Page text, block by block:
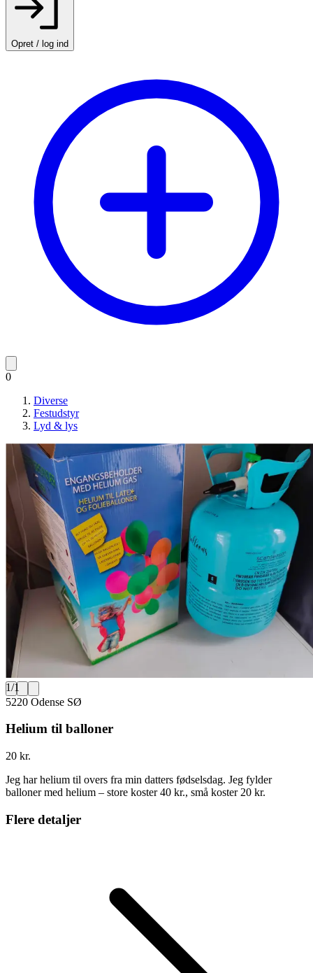
Opret / log ind
0
Diverse
Festudstyr
Lyd & lys
1/1
5220 Odense SØ
Helium til balloner
20 kr.
Jeg har helium til overs fra min datters fødselsdag. Jeg fylder
balloner med helium – store koster 40 kr., små koster 20 kr.
Flere detaljer